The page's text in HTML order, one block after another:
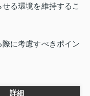
る環境を維持するこ
に考慮すべきポイン
詳細